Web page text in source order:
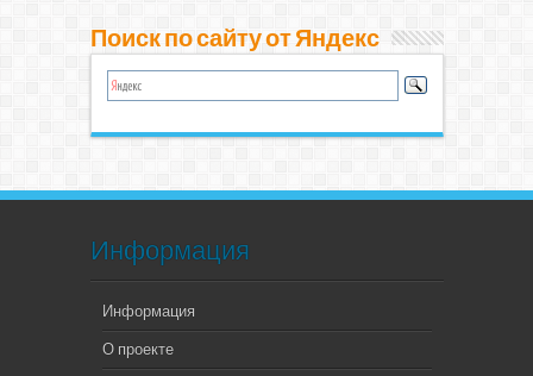
Поиск по сайту от Яндекс
Информация
Информация
О проекте